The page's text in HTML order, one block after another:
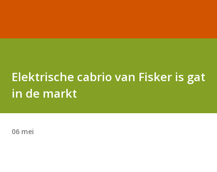
Elektrische cabrio van Fisker is gat
in de markt
06 mei